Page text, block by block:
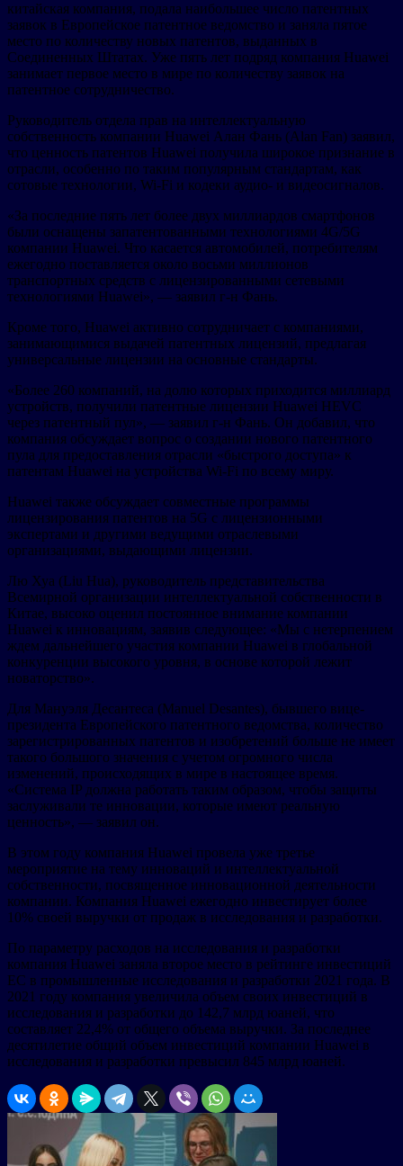
китайская компания, подала наибольшее число патентных
заявок в Европейское патентное ведомство и заняла пятое
место по количеству новых патентов, выданных в
Соединенных Штатах. Уже пять лет подряд компания Huawei
занимает первое место в мире по количеству заявок на
патентное сотрудничество.
Руководитель отдела прав на интеллектуальную
собственность компании Huawei Алан Фань (Alan Fan) заявил,
что ценность патентов Huawei получила широкое признание в
отрасли, особенно по таким популярным стандартам, как
сотовые технологии, Wi-Fi и кодеки аудио- и видеосигналов.
«За последние пять лет более двух миллиардов смартфонов
были оснащены запатентованными технологиями 4G/5G
компании Huawei. Что касается автомобилей, потребителям
ежегодно поставляется около восьми миллионов
транспортных средств с лицензированными сетевыми
технологиями Huawei», — заявил г-н Фань.
Кроме того, Huawei активно сотрудничает с компаниями,
занимающимися выдачей патентных лицензий, предлагая
универсальные лицензии на основные стандарты.
«Более 260 компаний, на долю которых приходится миллиард
устройств, получили патентные лицензии Huawei HEVC
через патентный пул», — заявил г-н Фань. Он добавил, что
компания обсуждает вопрос о создании нового патентного
пула для предоставления отрасли «быстрого доступа» к
патентам Huawei на устройства Wi-Fi по всему миру.
Huawei также обсуждает совместные программы
лицензирования патентов на 5G с лицензионными
экспертами и другими ведущими отраслевыми
организациями, выдающими лицензии.
Лю Хуа (Liu Hua), руководитель представительства
Всемирной организации интеллектуальной собственности в
Китае, высоко оценил постоянное внимание компании
Huawei к инновациям, заявив следующее: «Мы с нетерпением
ждем дальнейшего участия компании Huawei в глобальной
конкуренции высокого уровня, в основе которой лежит
новаторство».
Для Мануэля Десантеса (Manuel Desantes), бывшего вице-
президента Европейского патентного ведомства, количество
зарегистрированных патентов и изобретений больше не имеет
такого большого значения с учетом огромного числа
изменений, происходящих в мире в настоящее время.
«Система IP должна работать таким образом, чтобы защиты
заслуживали те инновации, которые имеют реальную
ценность», — заявил он.
В этом году компания Huawei провела уже третье
мероприятие на тему инноваций и интеллектуальной
собственности, посвященное инновационной деятельности
компании. Компания Huawei ежегодно инвестирует более
10% своей выручки от продаж в исследования и разработки.
По параметру расходов на исследования и разработки
компания Huawei заняла второе место в рейтинге инвестиций
ЕС в промышленные исследования и разработки 2021 года. В
2021 году компания увеличила объем своих инвестиций в
исследования и разработки до 142,7 млрд юаней, что
составляет 22,4% от общего объема выручки. За последнее
десятилетие общий объем инвестиций компании Huawei в
исследования и разработки превысил 845 млрд юаней.